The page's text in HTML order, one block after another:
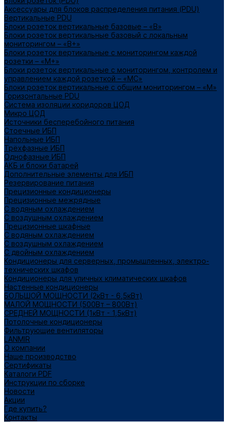
Аксессуары для блоков распределения питания (PDU)
Вертикальные PDU
Блоки розеток вертикальные базовые – «В»
Блоки розеток вертикальные базовый с локальным
мониторингом – «В+»
Блоки розеток вертикальные с мониторингом каждой
розетки – «М+»
Блоки розеток вертикальные с мониторингом, контролем и
управлением каждой розеткой – «МС»
Блоки розеток вертикальные с общим мониторингом – «М»
Горизонтальные PDU
Система изоляции коридоров ЦОД
Микро ЦОД
Источники бесперебойного питания
Стоечные ИБП
Напольные ИБП
Трёхфазные ИБП
Однофазные ИБП
АКБ и блоки батарей
Дополнительные элементы для ИБП
Резервирование питания
Прецизионные кондиционеры
Прецизионные межрядные
С водяным охлаждением
С воздушным охлаждением
Прецизионные шкафные
С водяным охлаждением
С воздушным охлаждением
С двойным охлаждением
Кондиционеры для серверных, промышленных, электро-
технических шкафов
Кондиционеры для уличных климатических шкафов
Настенные кондиционеры
БОЛЬШОЙ МОЩНОСТИ (2кВт - 6,5кВт)
МАЛОЙ МОЩНОСТИ (500Вт – 800Вт)
СРЕДНЕЙ МОЩНОСТИ (1кВт - 1,5кВт)
Потолочные кондиционеры
Фильтрующие вентиляторы
LANMIR
О компании
Наше производство
Сертификаты
Каталоги PDF
Инструкции по сборке
Новости
Акции
Где купить?
Контакты